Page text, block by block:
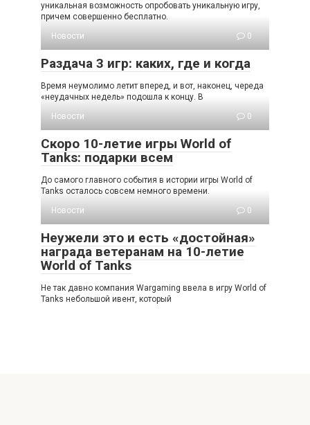
уникальная возможность опробовать уникальную игру,
причем совершенно бесплатно.
Новости
0
Раздача 3 игр: каких, где и когда
Время неумолимо летит вперед, и вот, наконец, череда
«неудачных недель» подошла к концу. В
Новости
0
Скоро 10-летие игры World of
Tanks: подарки всем
До самого главного события в истории игры World of
Tanks осталось совсем немного времени.
Новости
0
Неужели это и есть «достойная»
награда ветеранам на 10-летие
World of Tanks
Не так давно компания Wargaming ввела в игру World of
Tanks небольшой ивент, который